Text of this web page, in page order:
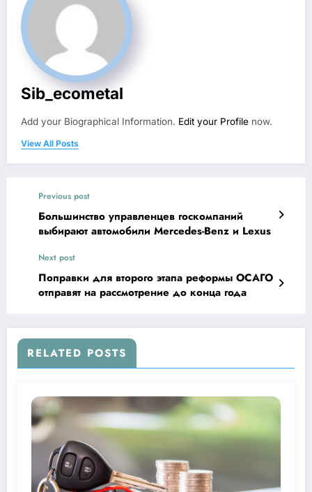
Sib_ecometal
Add your Biographical Information. Edit your Profile now.
View All Posts
Previous post
Большинство управленцев госкомпаний
выбирают автомобили Mercedes-Benz и Lexus
Next post
Поправки для второго этапа реформы ОСАГО
отправят на рассмотрение до конца года
RELATED POSTS